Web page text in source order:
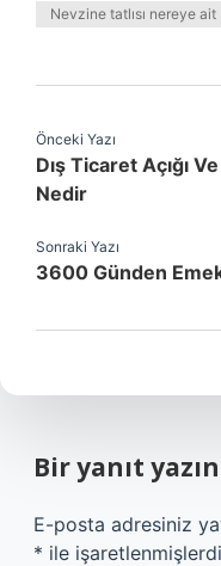
Nevzine tatlısı nereye ait
Önceki Yazı
Dış Ticaret Açığı
Nedir
Sonraki Yazı
3600 Günden
Bir yanıt yazın
E-posta adresiniz
* ile